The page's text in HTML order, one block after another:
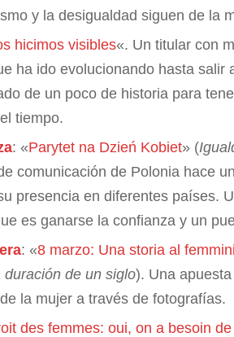
y la desigualdad siguen de la
hicimos visibles«. Un titular con
ha ido evolucionando hasta
de un poco de historia para
tiempo.
: «Parytet na Dzień Kobiet» (
comunicación de Polonia hace
presencia en diferentes países.
es ganarse la confianza y un
: «8 marzo: Una storia al
de un siglo). Una
la mujer a través de fotografías.
des femmes: oui, on a besoin